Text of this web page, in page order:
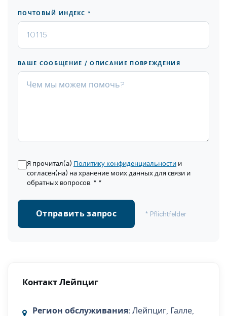
ПОЧТОВЫЙ ИНДЕКС *
ВАШЕ СООБЩЕНИЕ / ОПИСАНИЕ ПОВРЕЖДЕНИЯ
Я прочитал(а) Политику конфиденциальности и
согласен(на) на хранение моих данных для связи и
обратных вопросов. * *
Отправить запрос * Pflichtfelder
Контакт Лейпциг
Регион обслуживания: Лейпциг, Галле,